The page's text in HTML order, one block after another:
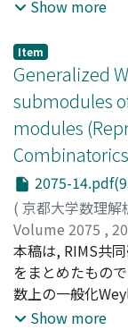
regular
maximal
enhanced
components,
dimensions.
Show more
Item
Generalized
submodules
modules
2075-
( 京都大学数理解
Volume 2075 ,
野本, 文彦;
本稿は, RIMS共
をまとめたもの
数上の一般化
数上のextremal
Show more